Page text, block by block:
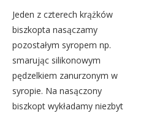
Jeden z czterech krążków
biszkopta nasączamy
pozostałym syropem np.
smarując silikonowym
pędzelkiem zanurzonym w
syropie. Na nasączony
biszkopt wykładamy niezbyt